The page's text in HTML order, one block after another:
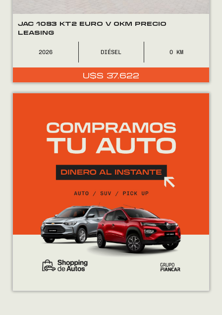
JAC 1083 KT2 EURO V 0KM PRECIO
LEASING
2026 DIÉSEL 0
U$S 37.622